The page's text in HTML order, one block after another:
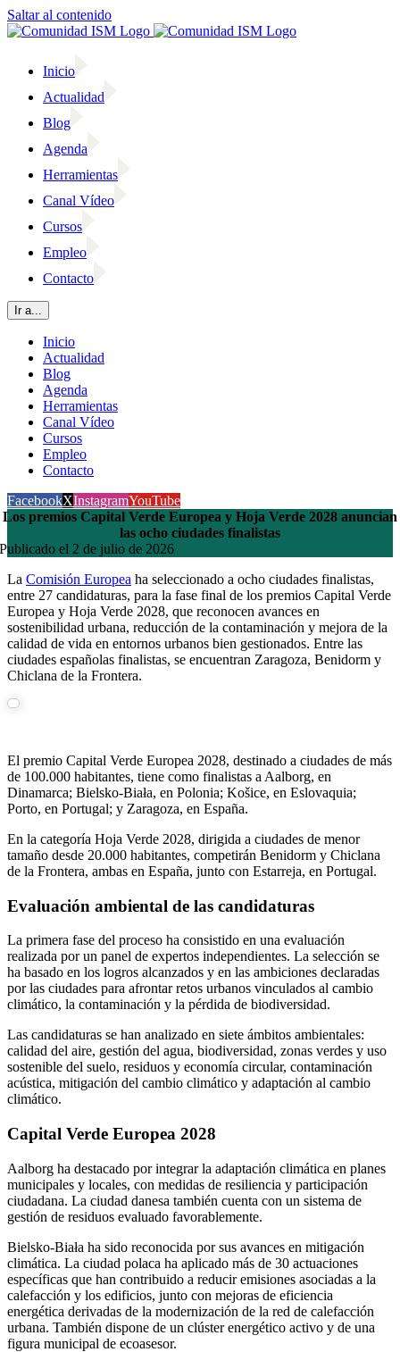
Saltar al contenido
Inicio
Actualidad
Blog
Agenda
Herramientas
Canal Vídeo
Cursos
Empleo
Contacto
Ir a...
Inicio
Actualidad
Blog
Agenda
Herramientas
Canal Vídeo
Cursos
Empleo
Contacto
FacebookXInstagramYouTube
Los premios Capital Verde Europea y Hoja Verde 2028 anuncian
las ocho ciudades finalistas
Publicado el 2 de julio de 2026
La Comisión Europea ha seleccionado a ocho ciudades finalistas,
entre 27 candidaturas, para la fase final de los premios Capital Verde
Europea y Hoja Verde 2028, que reconocen avances en
sostenibilidad urbana, reducción de la contaminación y mejora de la
calidad de vida en entornos urbanos bien gestionados. Entre las
ciudades españolas finalistas, se encuentran Zaragoza, Benidorm y
Chiclana de la Frontera.
El premio Capital Verde Europea 2028, destinado a ciudades de más
de 100.000 habitantes, tiene como finalistas a Aalborg, en
Dinamarca; Bielsko-Biała, en Polonia; Košice, en Eslovaquia;
Porto, en Portugal; y Zaragoza, en España.
En la categoría Hoja Verde 2028, dirigida a ciudades de menor
tamaño desde 20.000 habitantes, competirán Benidorm y Chiclana
de la Frontera, ambas en España, junto con Estarreja, en Portugal.
Evaluación ambiental de las candidaturas
La primera fase del proceso ha consistido en una evaluación
realizada por un panel de expertos independientes. La selección se
ha basado en los logros alcanzados y en las ambiciones declaradas
por las ciudades para afrontar retos urbanos vinculados al cambio
climático, la contaminación y la pérdida de biodiversidad.
Las candidaturas se han analizado en siete ámbitos ambientales:
calidad del aire, gestión del agua, biodiversidad, zonas verdes y uso
sostenible del suelo, residuos y economía circular, contaminación
acústica, mitigación del cambio climático y adaptación al cambio
climático.
Capital Verde Europea 2028
Aalborg ha destacado por integrar la adaptación climática en planes
municipales y locales, con medidas de resiliencia y participación
ciudadana. La ciudad danesa también cuenta con un sistema de
gestión de residuos evaluado favorablemente.
Bielsko-Biała ha sido reconocida por sus avances en mitigación
climática. La ciudad polaca ha aplicado más de 30 actuaciones
específicas que han contribuido a reducir emisiones asociadas a la
calefacción y los edificios, junto con mejoras de eficiencia
energética derivadas de la modernización de la red de calefacción
urbana. También dispone de un clúster energético activo y de una
figura municipal de ecoasesor.